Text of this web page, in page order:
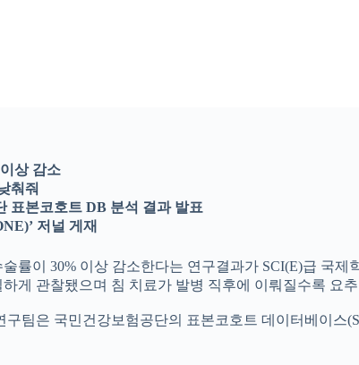
상 감소
춰줘
표본코호트 DB 분석 결과 발표
저널 게재
률이 30% 이상 감소한다는 연구결과가 SCI(E)급 국제
게 관찰됐으며 침 치료가 발병 직후에 이뤄질수록 요
팀은 국민건강보험공단의 표본코호트 데이터베이스